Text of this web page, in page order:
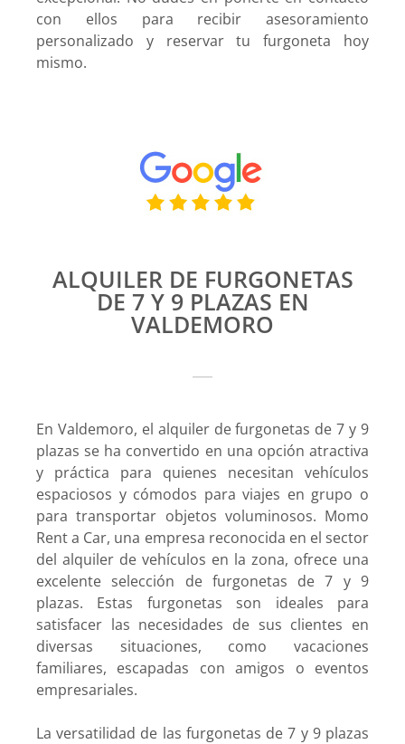
con ellos para recibir asesoramiento
personalizado y reservar tu furgoneta hoy
mismo.
ALQUILER DE FURGONETAS
DE 7 Y 9 PLAZAS EN
VALDEMORO
En Valdemoro, el alquiler de furgonetas de 7 y 9
plazas se ha convertido en una opción atractiva
y práctica para quienes necesitan vehículos
espaciosos y cómodos para viajes en grupo o
para transportar objetos voluminosos. Momo
Rent a Car, una empresa reconocida en el sector
del alquiler de vehículos en la zona, ofrece una
excelente selección de furgonetas de 7 y 9
plazas. Estas furgonetas son ideales para
satisfacer las necesidades de sus clientes en
diversas situaciones, como vacaciones
familiares, escapadas con amigos o eventos
empresariales.
La versatilidad de las furgonetas de 7 y 9 plazas